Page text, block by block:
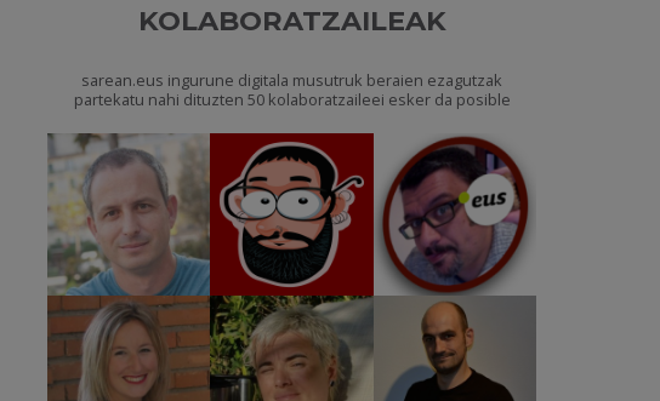
KOLABORATZAILEAK
sarean.eus ingurune digitala musutruk beraien ezagutzak
partekatu nahi dituzten 50 kolaboratzaileei esker da posible